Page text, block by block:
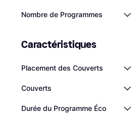
Nombre de Programmes
Caractéristiques
Placement des Couverts
Couverts
Durée du Programme Éco